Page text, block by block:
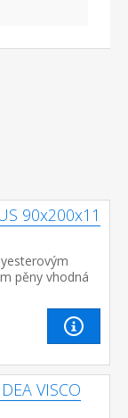
90x200x11
pěny vhodná
snímatelný a
VISCO